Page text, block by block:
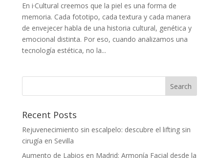
En i·Cultural creemos que la piel es una forma de
memoria. Cada fototipo, cada textura y cada manera
de envejecer habla de una historia cultural, genética y
emocional distinta. Por eso, cuando analizamos una
tecnología estética, no la...
Recent Posts
Rejuvenecimiento sin escalpelo: descubre el lifting sin
cirugía en Sevilla
Aumento de Labios en Madrid: Armonía Facial desde la